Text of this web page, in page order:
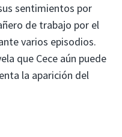
sentimientos por
de trabajo por el
varios episodios.
que Cece aún puede
la aparición del